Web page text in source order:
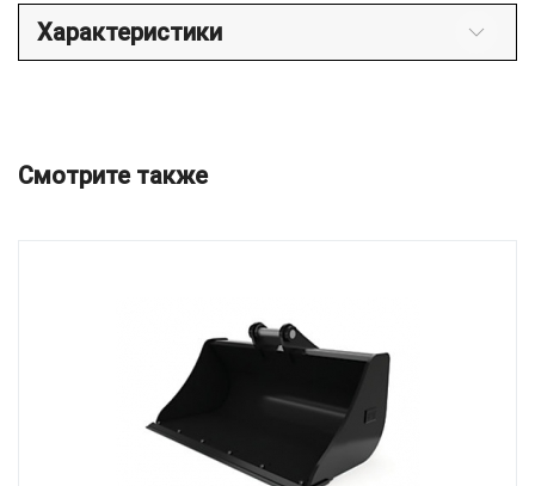
Характеристики
Смотрите также